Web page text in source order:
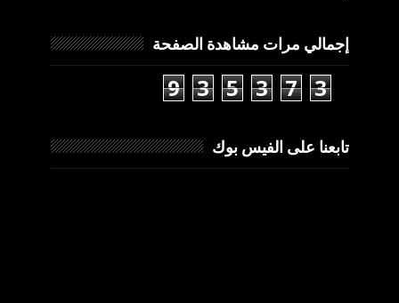
إجمالي مرات مشاهدة الصفحة
9 3 5 3 7 3
تابعنا على الفيس بوك